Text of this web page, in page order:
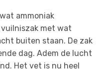
ammoniak
vuilniszak met wat
buiten staan. De zak
dag. Adem de lucht
Het vet is nu heel